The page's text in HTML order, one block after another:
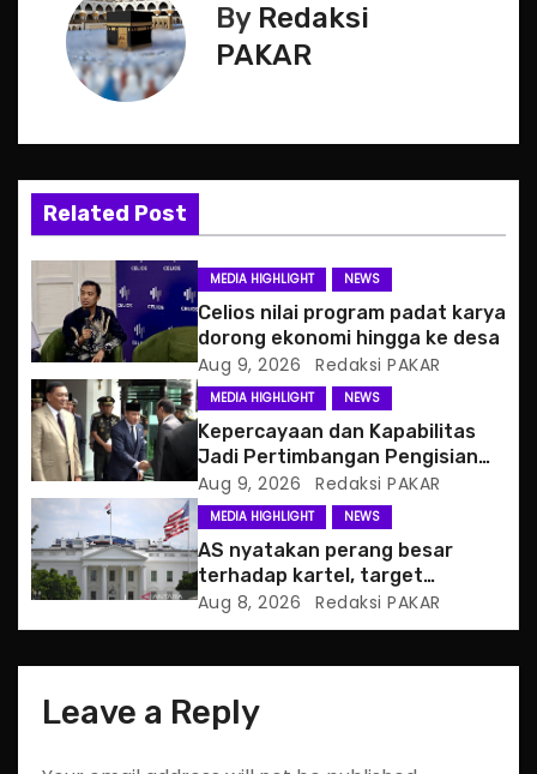
v
i
g
a
t
i
o
n
By Redaksi
PAKAR
Related Post
MEDIA HIGHLIGHT NEWS
Celios nilai program padat karya
dorong ekonomi hingga ke desa
Aug 9, 2026 Redaksi PAKAR
MEDIA HIGHLIGHT NEWS
Kepercayaan dan Kapabilitas
Jadi Pertimbangan Pengisian
Posisi Wamenhan
Aug 9, 2026 Redaksi PAKAR
MEDIA HIGHLIGHT NEWS
AS nyatakan perang besar
terhadap kartel, target
pertama CJNG
Aug 8, 2026 Redaksi PAKAR
Leave a Reply